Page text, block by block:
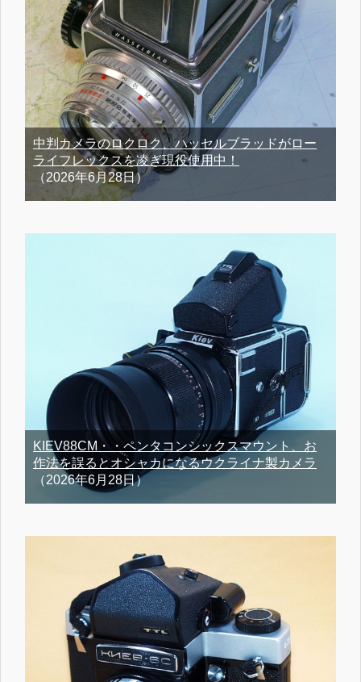
中判カメラのロクロク、ハッセルブラッドがロー
ライフレックスを凌ぎ現役使用中！
（2026年6月28日）
KIEV88CM・・ペンタコンシックスマウント、お
作法を誤るとオシャカになるウクライナ製カメラ
（2026年6月28日）